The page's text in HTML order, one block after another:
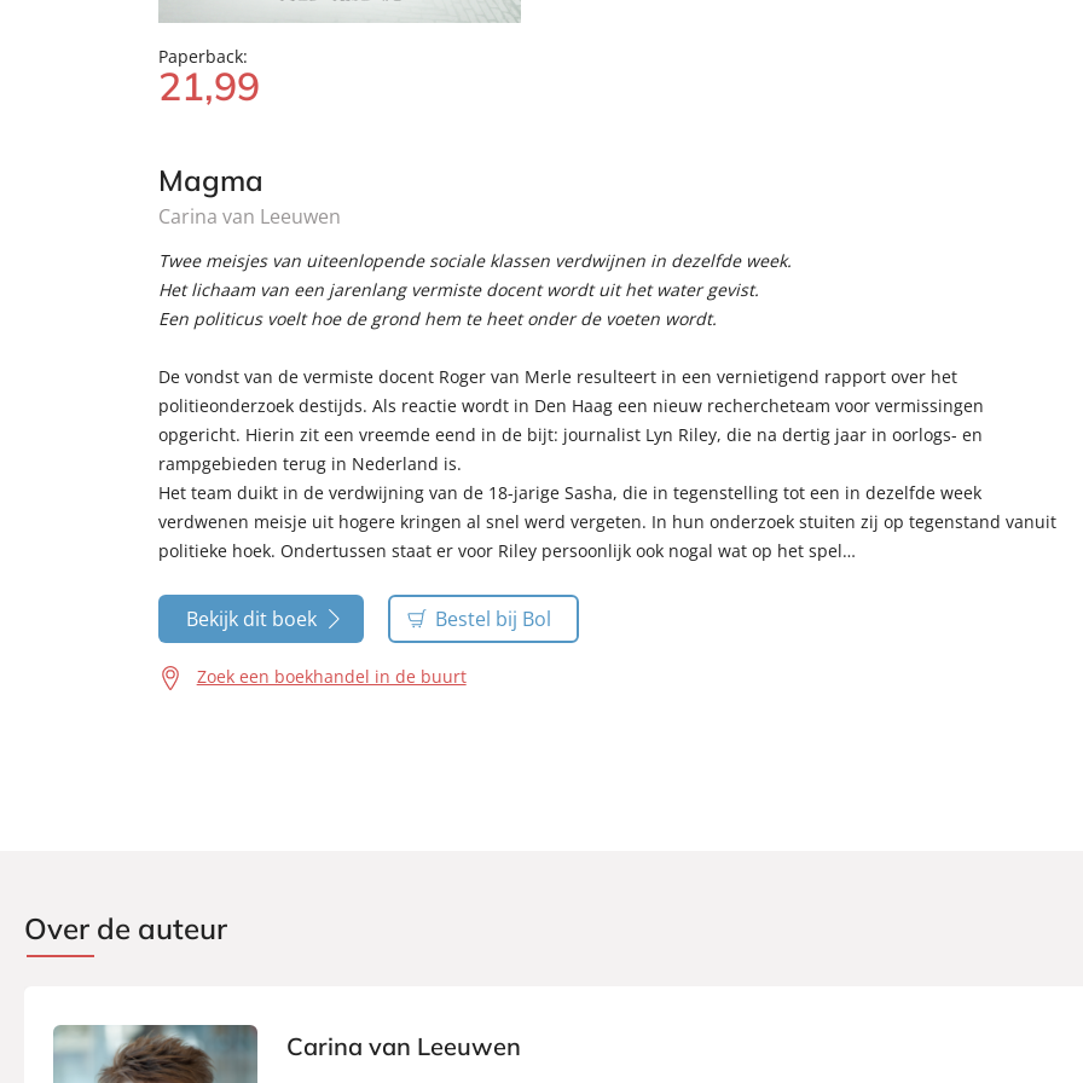
Paperback:
21,99
Magma
Carina van Leeuwen
Twee meisjes van uiteenlopende sociale klassen verdwijnen in dezelfde week.
Het lichaam van een jarenlang vermiste docent wordt uit het water gevist.
Een politicus voelt hoe de grond hem te heet onder de voeten wordt.
De vondst van de vermiste docent Roger van Merle resulteert in een vernietigend rapport over het
politieonderzoek destijds. Als reactie wordt in Den Haag een nieuw rechercheteam voor vermissingen
opgericht. Hierin zit een vreemde eend in de bijt: journalist Lyn Riley, die na dertig jaar in oorlogs- en
rampgebieden terug in Nederland is.
Het team duikt in de verdwijning van de 18-jarige Sasha, die in tegenstelling tot een in dezelfde week
verdwenen meisje uit hogere kringen al snel werd vergeten. In hun onderzoek stuiten zij op tegenstand vanuit
politieke hoek. Ondertussen staat er voor Riley persoonlijk ook nogal wat op het spel…
Bekijk dit boek Bestel bij Bol
Zoek een boekhandel in de buurt
Over de auteur
Carina van Leeuwen